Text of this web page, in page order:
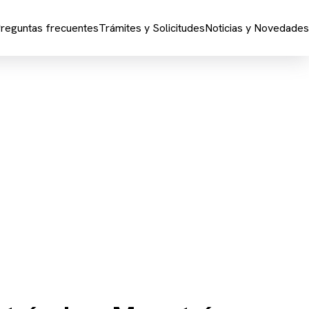
frecuentesTrámites y SolicitudesNoticias y Novedades